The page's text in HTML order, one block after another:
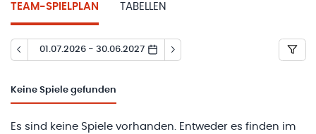
TEAM-SPIELPLAN TABELLEN
01.07.2026 - 30.06.2027
Keine Spiele gefunden
Es sind keine Spiele vorhanden. Entweder es finden im